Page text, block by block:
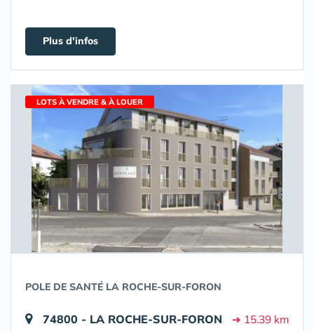
Plus d'infos
LOTS À VENDRE & À LOUER
POLE DE SANTÉ LA ROCHE-SUR-FORON
74800 - LA ROCHE-SUR-FORON ➔ 15.39 km